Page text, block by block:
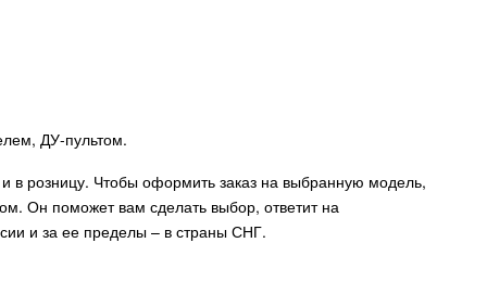
ДУ-пультом.
в розницу. Чтобы оформить заказ на выбранную модель,
Он поможет вам сделать выбор, ответит на
и за ее пределы – в страны СНГ.